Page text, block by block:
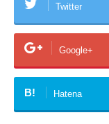
Twitter
Google+
B! Hatena